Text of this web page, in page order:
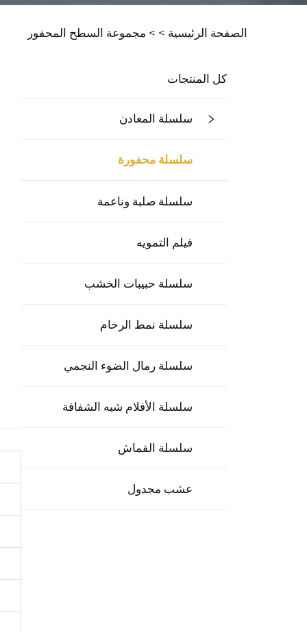
الصفحة الرئيسية > > مجموعة السطح المحفور
كل المنتجات
سلسلة المعادن
سلسلة محفورة
سلسلة صلبة وناعمة
فيلم التمويه
سلسلة حبيبات الخشب
سلسلة نمط الرخام
سلسلة رمال الضوء النجمي
سلسلة الأفلام شبه الشفافة
سلسلة القماش
عشب مجدول